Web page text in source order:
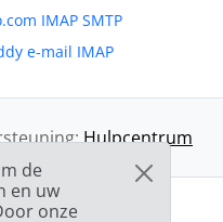
IMAP SMTP
e-mail IMAP
Hulpcentrum
de
en uw
onze